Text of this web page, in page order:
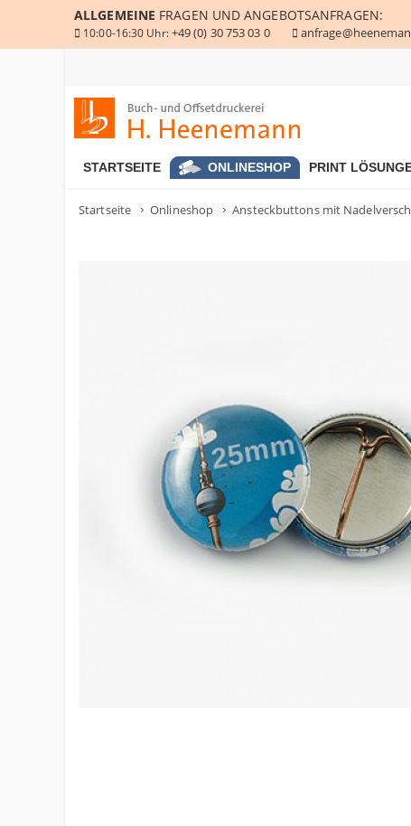
ALLGEMEINE FRAGEN UND ANGEBOTSANFRAGEN:
10:00-16:30 Uhr:+49 (0) 30 753 03 0
STARTSEITE ONLINESHOP PRINT
Startseite Onlineshop Ansteckbuttons mit